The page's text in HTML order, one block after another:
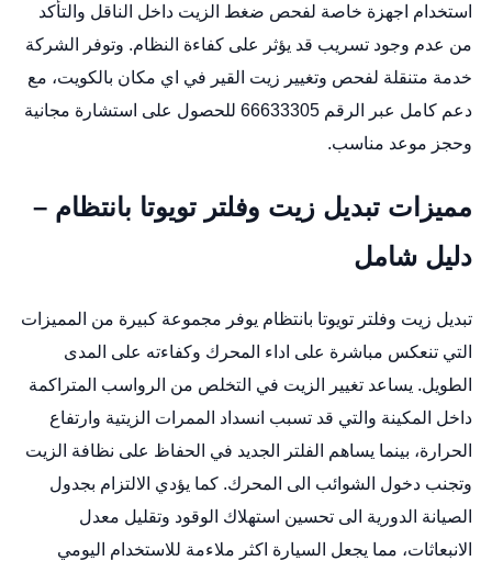
استخدام اجهزة خاصة لفحص ضغط الزيت داخل الناقل والتأكد
من عدم وجود تسريب قد يؤثر على كفاءة النظام. وتوفر الشركة
خدمة متنقلة لفحص وتغيير زيت القير في اي مكان بالكويت، مع
دعم كامل عبر الرقم 66633305 للحصول على استشارة مجانية
وحجز موعد مناسب.
مميزات تبديل زيت وفلتر تويوتا بانتظام –
دليل شامل
تبديل زيت وفلتر تويوتا بانتظام يوفر مجموعة كبيرة من المميزات
التي تنعكس مباشرة على اداء المحرك وكفاءته على المدى
الطويل. يساعد تغيير الزيت في التخلص من الرواسب المتراكمة
داخل المكينة والتي قد تسبب انسداد الممرات الزيتية وارتفاع
الحرارة، بينما يساهم الفلتر الجديد في الحفاظ على نظافة الزيت
وتجنب دخول الشوائب الى المحرك. كما يؤدي الالتزام بجدول
الصيانة الدورية الى تحسين استهلاك الوقود وتقليل معدل
الانبعاثات، مما يجعل السيارة اكثر ملاءمة للاستخدام اليومي